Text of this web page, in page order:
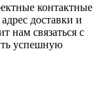
контактные
доставки и
нам связаться с
успешную